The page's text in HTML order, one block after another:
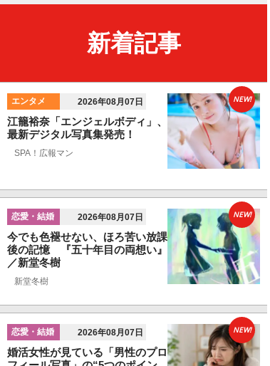
新着記事
エンタメ 2026年08月07日
江籠裕奈「エンジェルボディ」、
最新デジタル写真集発売！
SPA！広報マン
NEW!
恋愛・結婚 2026年08月07日
今でも色褪せない、ほろ苦い放課
後の記憶 『五十年目の両想い』
／新堂冬樹
新堂冬樹
NEW!
恋愛・結婚 2026年08月07日
婚活女性が見ている「男性のプロ
NEW!